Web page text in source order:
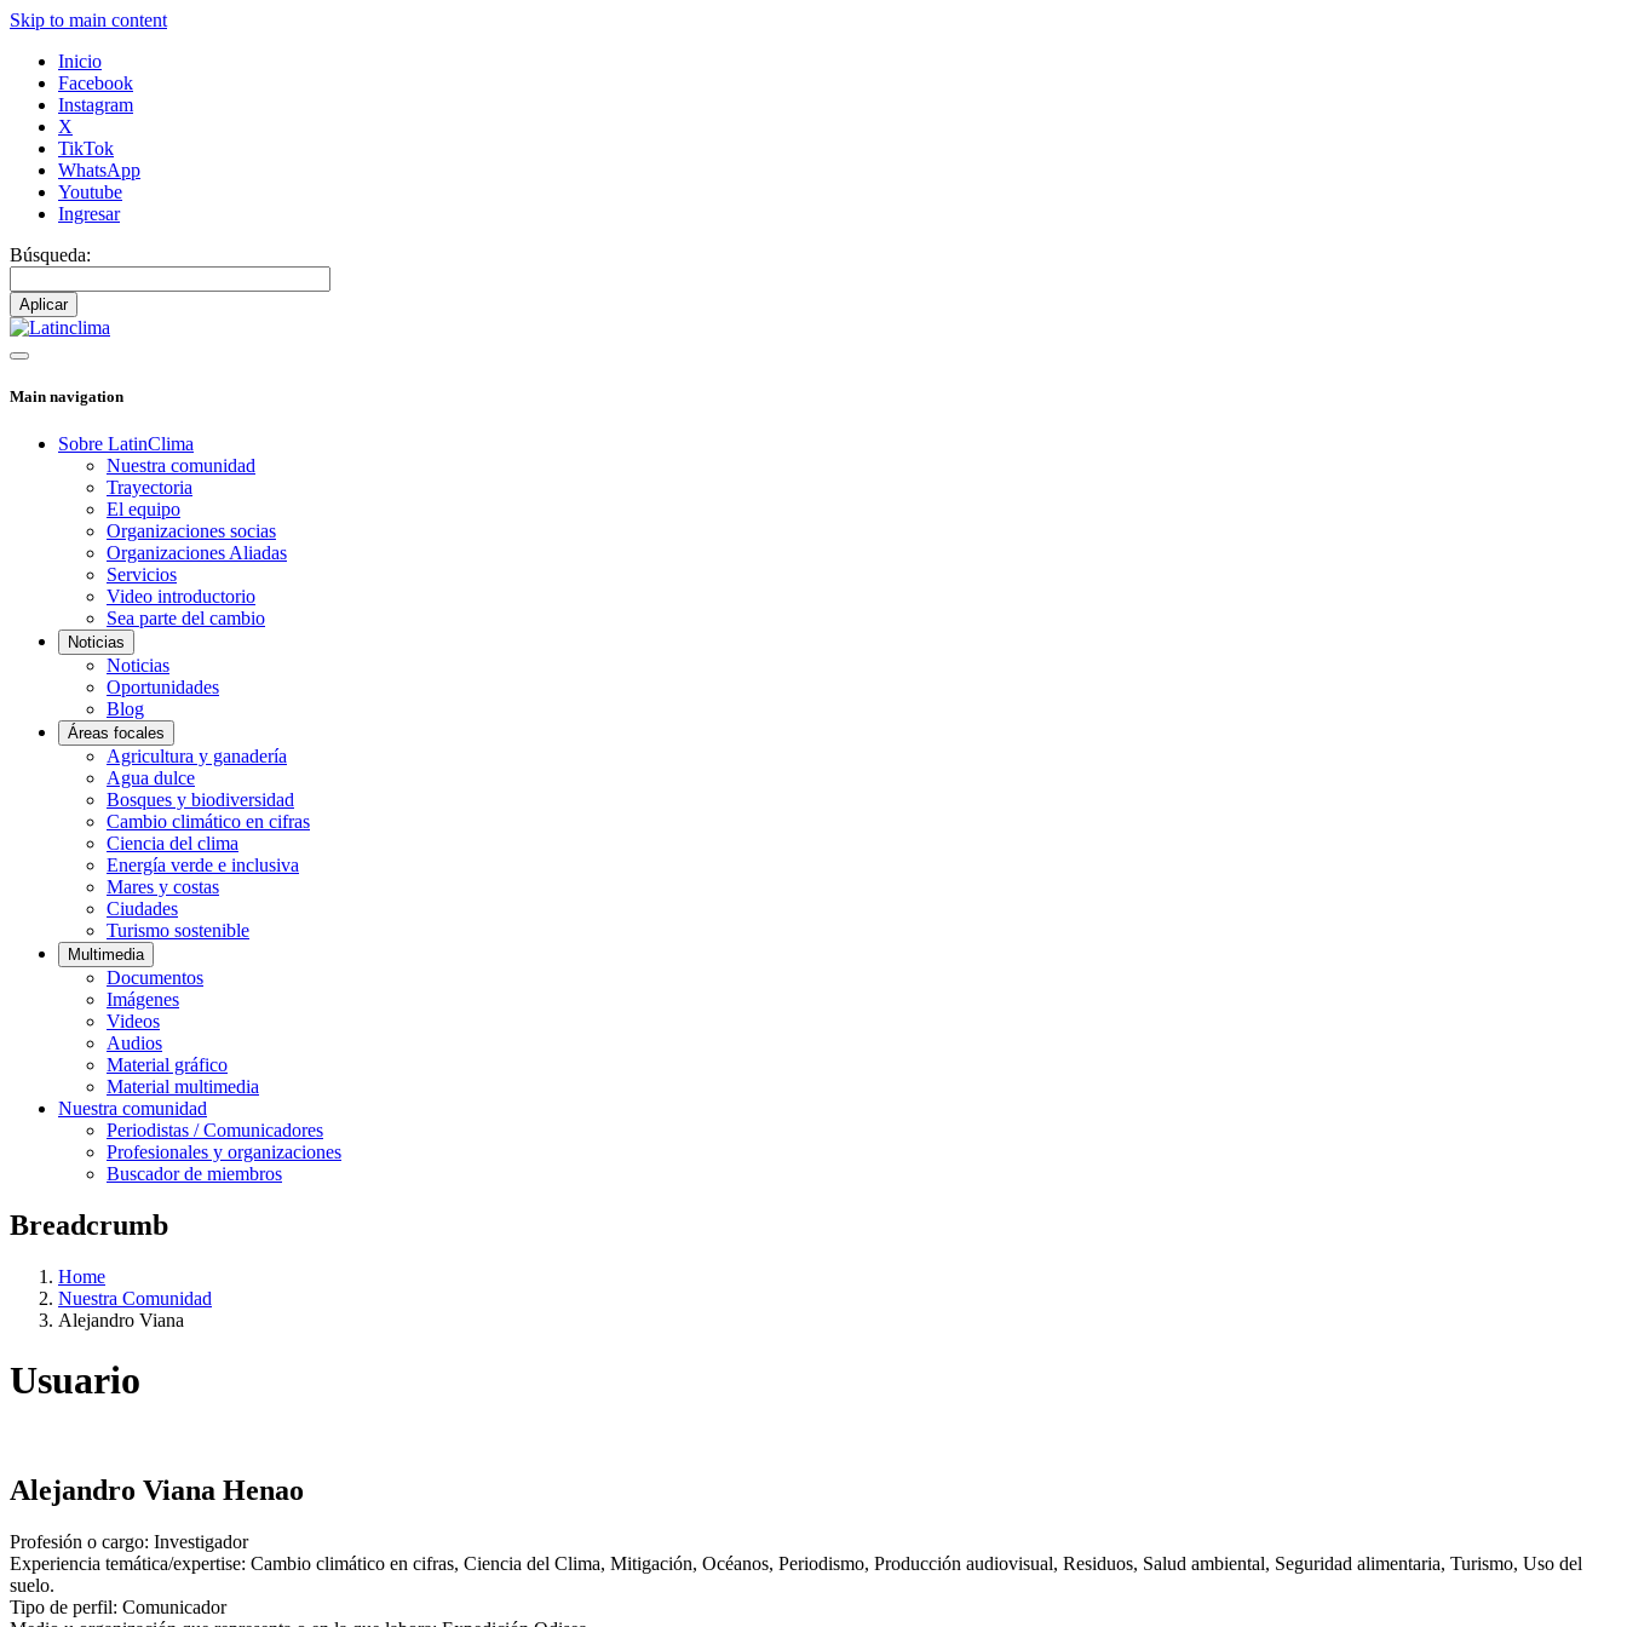
Skip to main content
Inicio
Facebook
Instagram
X
TikTok
WhatsApp
Youtube
Ingresar
Búsqueda:
Main navigation
Sobre LatinClima
Nuestra comunidad
Trayectoria
El equipo
Organizaciones socias
Organizaciones Aliadas
Servicios
Video introductorio
Sea parte del cambio
Noticias
Noticias
Oportunidades
Blog
Áreas focales
Agricultura y ganadería
Agua dulce
Bosques y biodiversidad
Cambio climático en cifras
Ciencia del clima
Energía verde e inclusiva
Mares y costas
Ciudades
Turismo sostenible
Multimedia
Documentos
Imágenes
Videos
Audios
Material gráfico
Material multimedia
Nuestra comunidad
Periodistas / Comunicadores
Profesionales y organizaciones
Buscador de miembros
Breadcrumb
Home
Nuestra Comunidad
Alejandro Viana
Usuario
Alejandro Viana Henao
Profesión o cargo: Investigador
Experiencia temática/expertise: Cambio climático en cifras, Ciencia del Clima, Mitigación, Océanos, Periodismo, Producción audiovisual, Residuos, Salud ambiental, Seguridad alimentaria, Turismo, Uso del
suelo.
Tipo de perfil: Comunicador